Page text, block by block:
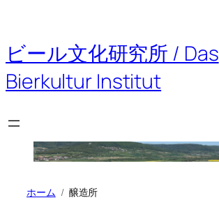
を
ス
キ
ッ
ビール文化研究所 / Das
Bierkultur Institut
ホーム 醸造所